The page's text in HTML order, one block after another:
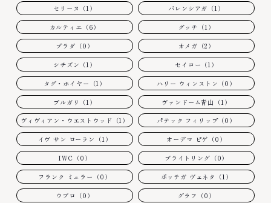
セリーヌ（1） バレンシアガ（1）
カルティエ（6） グッチ（1）
プラダ（0） オメガ（2）
シチズン（1） セイコー（1）
タグ・ホイヤー（1） ハリー ウィンストン（0）
ブルガリ（1） ヴァンドーム青山（1）
ヴィヴィアン・ウエストウッド（1） パテック フィリップ（0）
イヴ サン ローラン（1） オーデマ ピゲ（0）
IWC（0） ブライトリング（0）
フランク ミュラー（0） ボッテガ ヴェネタ（1）
ウブロ（0） グラフ（0）